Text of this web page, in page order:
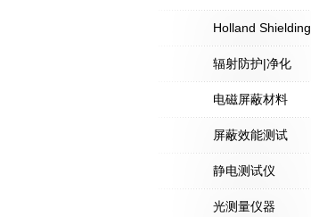
Holland Shielding
辐射防护|净化
电磁屏蔽材料
屏蔽效能测试
静电测试仪
光测量仪器